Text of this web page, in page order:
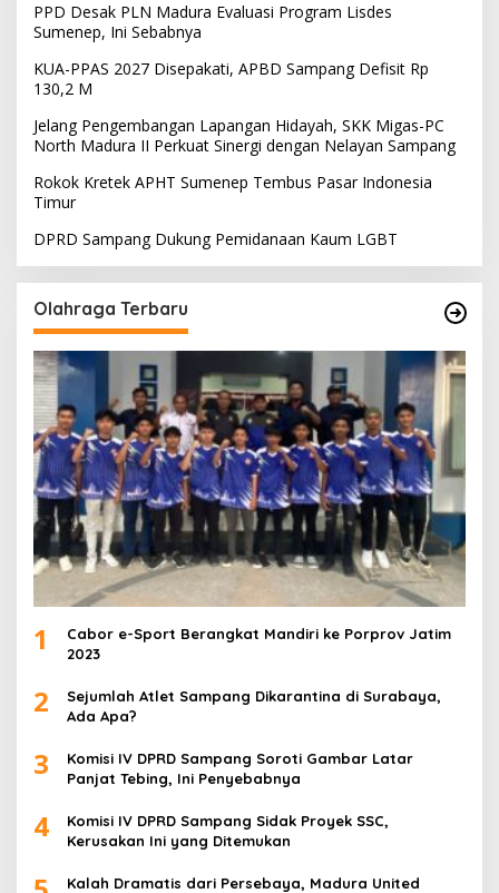
PPD Desak PLN Madura Evaluasi Program Lisdes
Sumenep, Ini Sebabnya
KUA-PPAS 2027 Disepakati, APBD Sampang Defisit Rp
130,2 M
Jelang Pengembangan Lapangan Hidayah, SKK Migas-PC
North Madura II Perkuat Sinergi dengan Nelayan Sampang
Rokok Kretek APHT Sumenep Tembus Pasar Indonesia
Timur
DPRD Sampang Dukung Pemidanaan Kaum LGBT
Olahraga Terbaru
1
Cabor e-Sport Berangkat Mandiri ke Porprov Jatim
2023
2
Sejumlah Atlet Sampang Dikarantina di Surabaya,
Ada Apa?
3
Komisi IV DPRD Sampang Soroti Gambar Latar
Panjat Tebing, Ini Penyebabnya
4
Komisi IV DPRD Sampang Sidak Proyek SSC,
Kerusakan Ini yang Ditemukan
Kalah Dramatis dari Persebaya, Madura United